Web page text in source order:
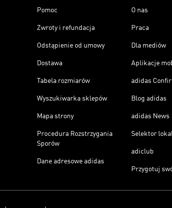
Pomoc
Zwroty i refundacja
Odstąpienie od umowy
Dostawa
Tabela rozmiarów
Wyszukiwarka sklepów
Mapa strony
Procedura Rozstrzygania
Sporów
Dane adresowe adidas
O nas
Praca
Dla mediów
Aplikacje
adidas
Blog adidas
adidas News
Selektor
adiclub
Przygotuj